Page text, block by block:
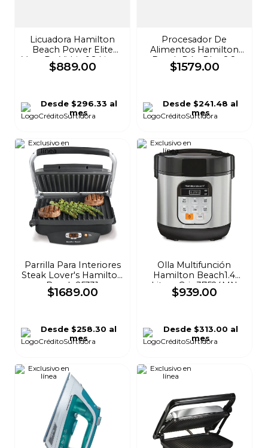
Licuadora Hamilton
Beach Power Elite
Vaso De Vidrio 1.2 Litros
Negra 58148-MXR
$889.00
Desde$296.33 al
mes
Procesador De
Alimentos Hamilton
Beach Dúo Plus 2.8
Litros Negro 70580
$1579.00
Desde $241.48 al
mes
Parrilla Para Interiores
Steak Lover's Hamilton
Beach 25331
$1689.00
Desde $258.30 al
mes
Olla Multifunción
Hamilton Beach1.4
Litros Gris 37524MN
$939.00
Desde$313.00 al
mes